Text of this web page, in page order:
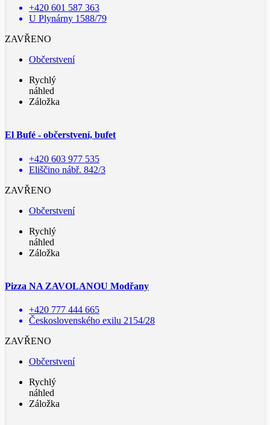
+420 601 587 363
U Plynárny 1588/79
ZAVŘENO
Občerstvení
Rychlý
náhled
Záložka
El Bufé - občerstvení, bufet
+420 603 977 535
Eliščino nábř. 842/3
ZAVŘENO
Občerstvení
Rychlý
náhled
Záložka
Pizza NA ZAVOLANOU Modřany
+420 777 444 665
Československého exilu 2154/28
ZAVŘENO
Občerstvení
Rychlý
náhled
Záložka